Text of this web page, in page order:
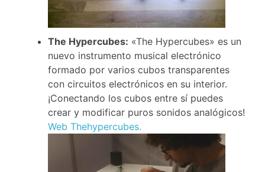
The Hypercubes: «The Hypercubes» es un
nuevo instrumento musical electrónico
formado por varios cubos transparentes
con circuitos electrónicos en su interior.
¡Conectando los cubos entre sí puedes
crear y modificar puros sonidos analógicos!
Web Thehypercubes.